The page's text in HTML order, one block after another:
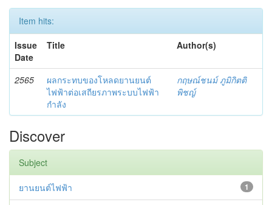
Item hits:
Issue
Date
Title Author(s)
2565
ผลกระทบของโหลดยานยนต์
ไฟฟ้าต่อเสถียรภาพระบบไฟฟ้า
กำลัง
กฤษณ์ชนม์ ภูมิกิตติ
พิชญ์
Discover
Subject
1
ยานยนต์ไฟฟ้า